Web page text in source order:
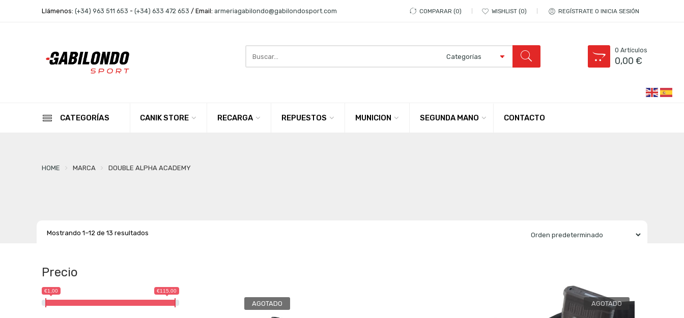
Llámenos: (+34) 963 511 653 - (+34) 633 472 653 / Email: armeriagabilondo@gabilondosport.com COMPARAR 0 WISHLIST 0 REGÍSTRATE O INICIA SESIÓN
here
0 Artículos
0,00€
CATEGORÍAS CANIK STORE RECARGA REPUESTOS MUNICION SEGUNDA MANO CONTACTO
HOME MARCA DOUBLE ALPHA ACADEMY
Mostrando 1–12 de 13 resultados
AGOTADO AGOTADO
Precio
€1,00 €115,00